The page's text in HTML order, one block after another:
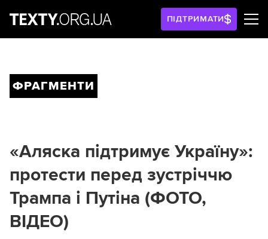
ПІДТРИМАТИ
ФРАГМЕНТИ
«Аляска підтримує Україну»:
протести перед зустріччю
Трампа і Путіна (ФОТО,
ВІДЕО)